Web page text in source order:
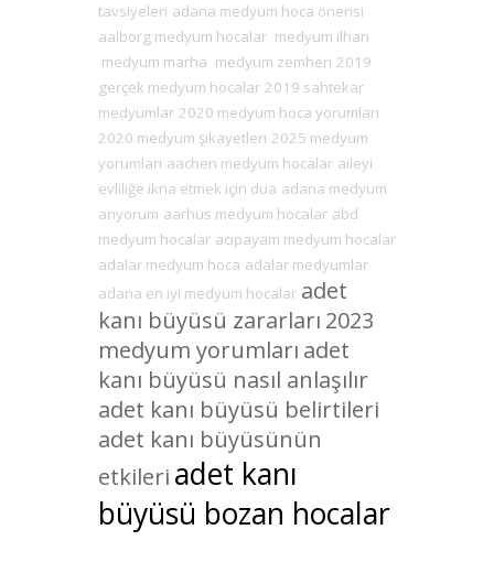
tavsiyeleri adana medyum hoca önerisi
aalborg medyum hocalar medyum ilhan
medyum marha medyum zemheri 2019
gerçek medyum hocalar 2019 sahtekar
medyumlar 2020 medyum hoca yorumları
2020 medyum şikayetleri 2025 medyum
yorumları aachen medyum hocalar aileyi
evliliğe ikna etmek için dua adana medyum
arıyorum aarhus medyum hocalar abd
medyum hocalar acıpayam medyum hocalar
adalar medyum hoca adalar medyumlar
adana en iyi medyum hocalar adet
kanı büyüsü zararları 2023
medyum yorumları adet
kanı büyüsü nasıl anlaşılır
adet kanı büyüsü belirtileri
adet kanı büyüsünün
etkileri adet kanı
büyüsü bozan hocalar